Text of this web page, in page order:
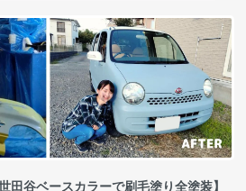
田谷ベースカラーで刷毛塗り全塗装】